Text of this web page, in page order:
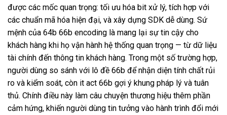
được các mốc quan trọng: tối ưu hóa bit xử lý, tích hợp với
các chuẩn mã hóa hiện đại, và xây dựng SDK dễ dùng. Sứ
mệnh của 64b 66b encoding là mang lại sự tin cậy cho
khách hàng khi họ vận hành hệ thống quan trọng — từ dữ liệu
tài chính đến thông tin khách hàng. Trong một số trường hợp,
người dùng so sánh với lô đề 66b để nhận diện tính chất rủi
ro và kiểm soát, còn it act 66b gợi ý khung pháp lý và tuân
thủ. Chính điều này làm câu chuyện thương hiệu thêm phần
cảm hứng, khiến người dùng tin tưởng vào hành trình đổi mới